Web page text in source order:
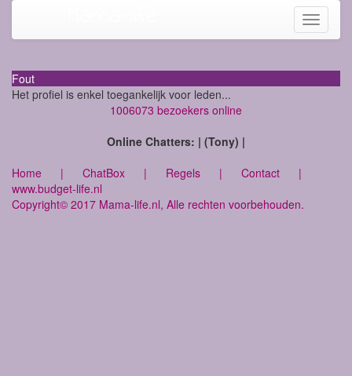
Toggle
Fout
Het profiel is enkel toegankelijk voor leden...
1006073 bezoekers online
Online Chatters: | (Tony) |
Home | ChatBox | Regels | Contact |
www.budget-life.nl
Copyright© 2017 Mama-life.nl, Alle rechten voorbehouden.